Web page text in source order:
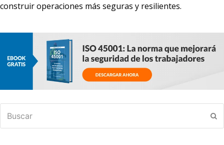
construir operaciones más seguras y resilientes.